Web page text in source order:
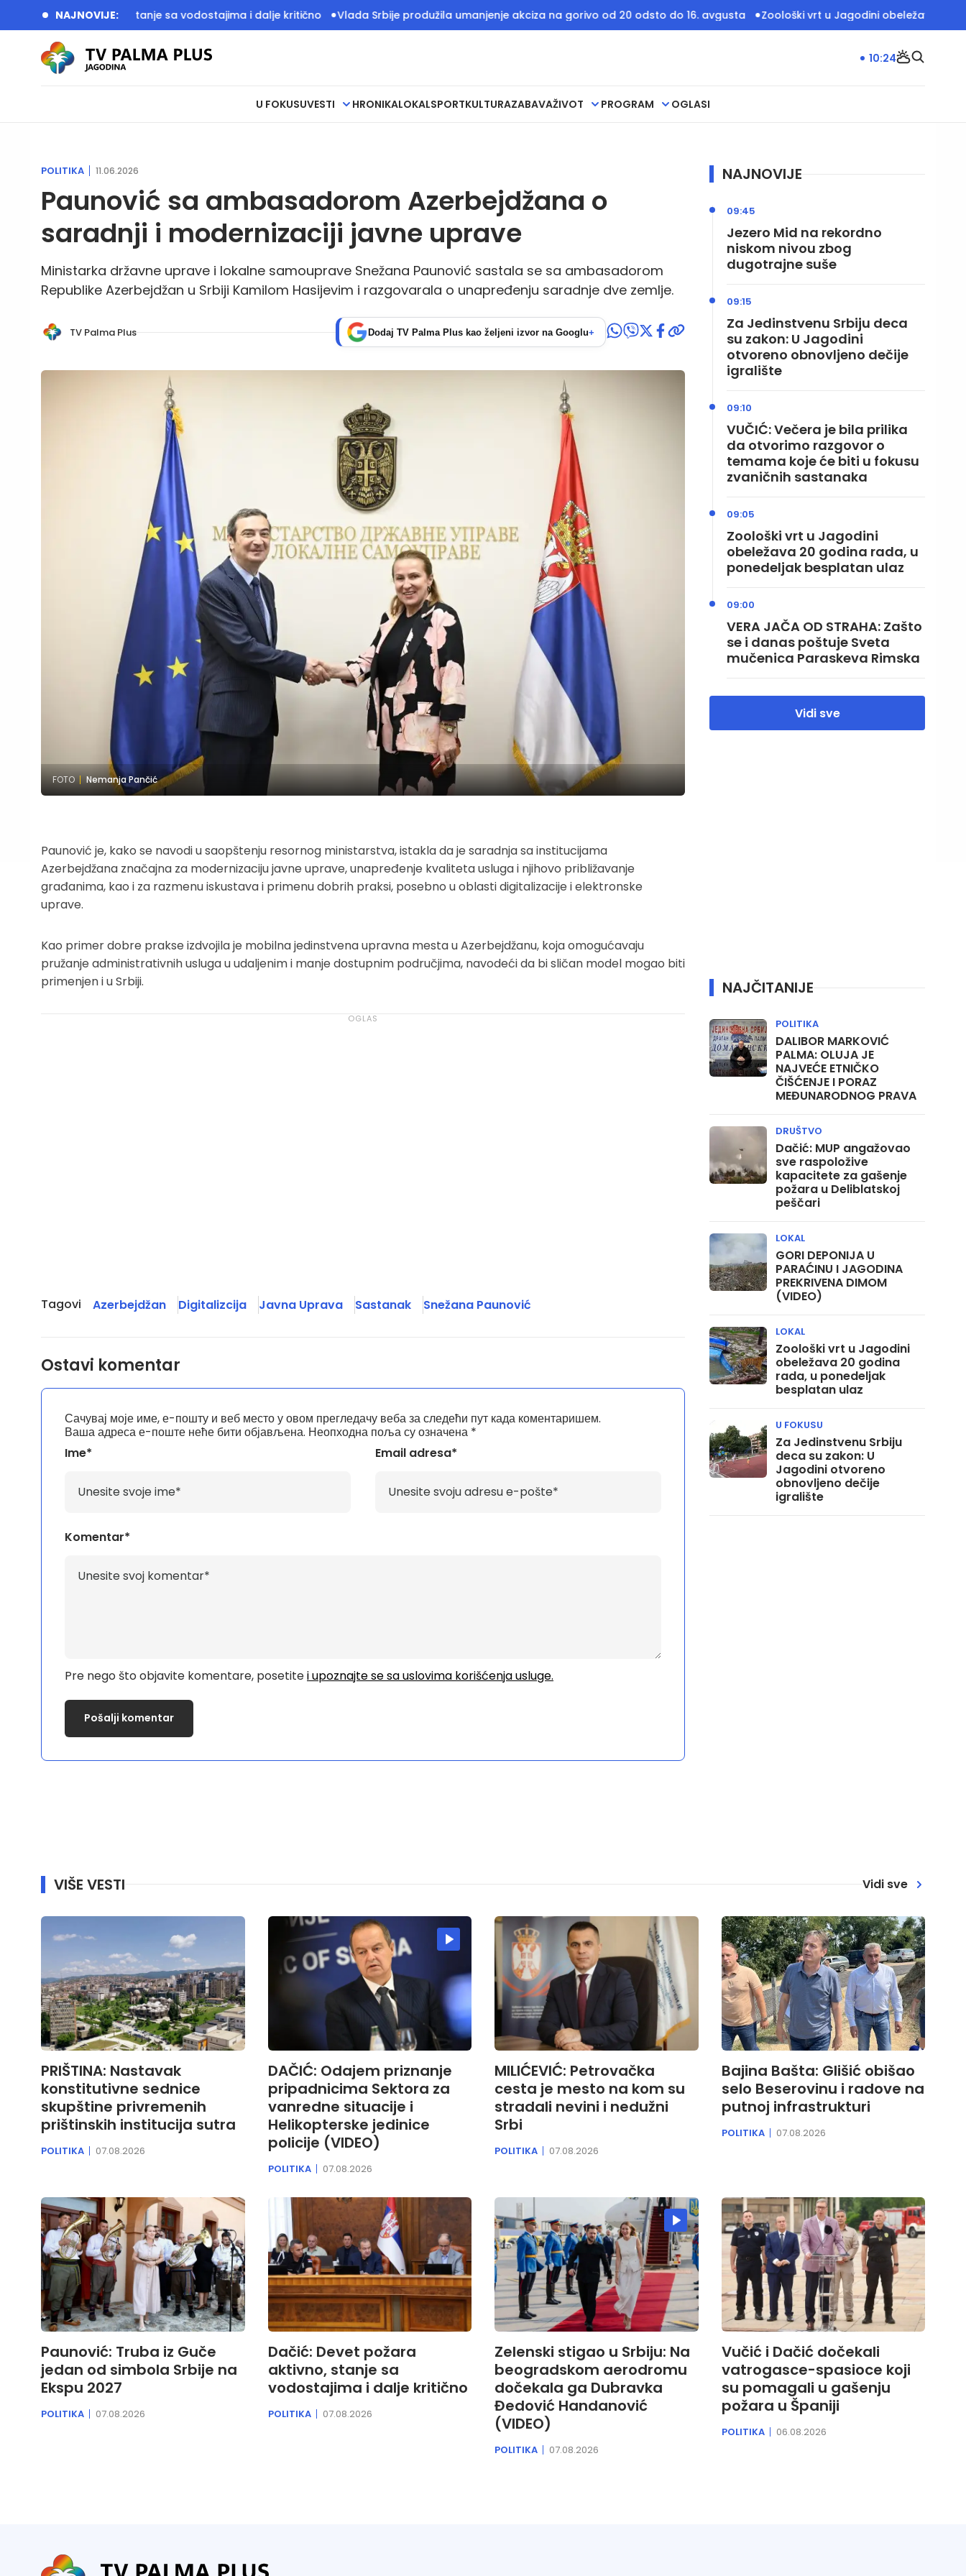
NAJNOVIJE:
požara aktivno, stanje sa vodostajima i dalje kritično Vlada Srbije produžila umanjenje akciza na gorivo od 20 odsto do 16. avgusta Zoološki vrt u Jagodini obeležava 20 godina
U FOKUSUVESTI HRONIKALOKALSPORTKULTURAZABAVAŽIVOT PROGRAM OGLASI
10:24
POLITIKA 11.06.2026
Paunović sa ambasadorom Azerbejdžana o
saradnji i modernizaciji javne uprave
Ministarka državne uprave i lokalne samouprave Snežana Paunović sastala se sa ambasadorom
Republike Azerbejdžan u Srbiji Kamilom Hasijevim i razgovarala o unapređenju saradnje dve zemlje.
TV Palma Plus Dodaj TV Palma Plus kao željeni izvor na Googlu+
FOTO Nemanja Pančić
Paunović je, kako se navodi u saopštenju resornog ministarstva, istakla da je saradnja sa institucijama
Azerbejdžana značajna za modernizaciju javne uprave, unapređenje kvaliteta usluga i njihovo približavanje
građanima, kao i za razmenu iskustava i primenu dobrih praksi, posebno u oblasti digitalizacije i elektronske
uprave.
Kao primer dobre prakse izdvojila je mobilna jedinstvena upravna mesta u Azerbejdžanu, koja omogućavaju
pružanje administrativnih usluga u udaljenim i manje dostupnim područjima, navodeći da bi sličan model mogao biti
primenjen i u Srbiji.
Tagovi Azerbejdžan Digitalizcija Javna Uprava Sastanak Snežana Paunović
Ostavi komentar
Ваша адреса е-поште неће бити објављена. Неопходна поља су означена *
Komentar*
Pre nego što objavite komentare, posetitei upoznajte se sa uslovima korišćenja usluge.
Ime* Email adresa*
Сачувај моје име, е-пошту и веб место у овом прегледачу веба за следећи пут када коментаришем.
NAJNOVIJE
Jezero Mid na rekordno
niskom nivou zbog
dugotrajne suše
09:45
Za Jedinstvenu Srbiju deca
su zakon: U Jagodini
otvoreno obnovljeno dečije
igralište
09:15
VUČIĆ: Večera je bila prilika
da otvorimo razgovor o
temama koje će biti u fokusu
zvaničnih sastanaka
09:10
Zoološki vrt u Jagodini
obeležava 20 godina rada, u
ponedeljak besplatan ulaz
09:05
VERA JAČA OD STRAHA: Zašto
se i danas poštuje Sveta
mučenica Paraskeva Rimska
09:00
Vidi sve
NAJČITANIJE
DALIBOR MARKOVIĆ
PALMA: OLUJA JE
NAJVEĆE ETNIČKO
ČIŠĆENJE I PORAZ
MEĐUNARODNOG PRAVA
POLITIKA
Dačić: MUP angažovao
sve raspoložive
kapacitete za gašenje
požara u Deliblatskoj
peščari
DRUŠTVO
GORI DEPONIJA U
PARAĆINU I JAGODINA
PREKRIVENA DIMOM
(VIDEO)
LOKAL
Zoološki vrt u Jagodini
obeležava 20 godina
rada, u ponedeljak
besplatan ulaz
LOKAL
Za Jedinstvenu Srbiju
deca su zakon: U
Jagodini otvoreno
obnovljeno dečije
igralište
U FOKUSU
VIŠE VESTI Vidi sve
PRIŠTINA: Nastavak
konstitutivne sednice
skupštine privremenih
prištinskih institucija sutra
POLITIKA 07.08.2026
DAČIĆ: Odajem priznanje
pripadnicima Sektora za
vanredne situacije i
Helikopterske jedinice
policije (VIDEO)
POLITIKA 07.08.2026
MILIĆEVIĆ: Petrovačka
cesta je mesto na kom su
stradali nevini i nedužni
Srbi
POLITIKA 07.08.2026
Bajina Bašta: Glišić obišao
selo Beserovinu i radove na
putnoj infrastrukturi
POLITIKA 07.08.2026
Paunović: Truba iz Guče
jedan od simbola Srbije na
Ekspu 2027
POLITIKA 07.08.2026
Dačić: Devet požara
aktivno, stanje sa
vodostajima i dalje kritično
POLITIKA 07.08.2026
Zelenski stigao u Srbiju: Na
beogradskom aerodromu
dočekala ga Dubravka
Đedović Handanović
(VIDEO)
POLITIKA 07.08.2026
Vučić i Dačić dočekali
vatrogasce-spasioce koji
su pomagali u gašenju
požara u Španiji
POLITIKA 06.08.2026